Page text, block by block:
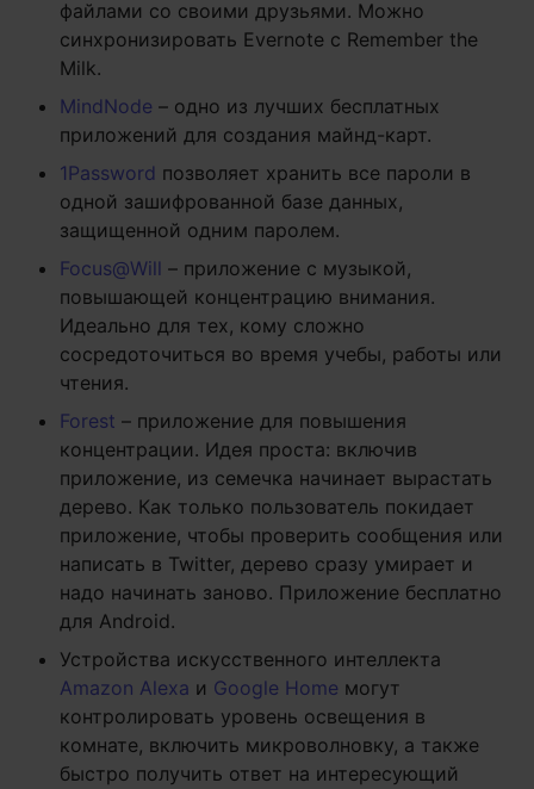
файлами со своими друзьями. Можно
синхронизировать Evernote c Remember the
Milk.
MindNode – одно из лучших бесплатных
приложений для создания майнд-карт.
1Password позволяет хранить все пароли в
одной зашифрованной базе данных,
защищенной одним паролем.
Focus@Will – приложение с музыкой,
повышающей концентрацию внимания.
Идеально для тех, кому сложно
сосредоточиться во время учебы, работы или
чтения.
Forest – приложение для повышения
концентрации. Идея проста: включив
приложение, из семечка начинает вырастать
дерево. Как только пользователь покидает
приложение, чтобы проверить сообщения или
написать в Twitter, дерево сразу умирает и
надо начинать заново. Приложение бесплатно
для Android.
Устройства искусственного интеллекта
Amazon Alexa и Google Home могут
контролировать уровень освещения в
комнате, включить микроволновку, а также
быстро получить ответ на интересующий